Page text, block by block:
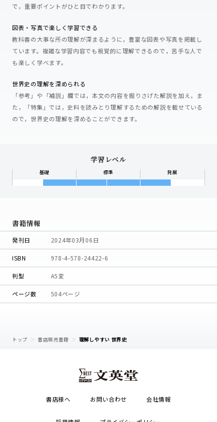
で，重要ポイントがひと目でわかります。
図表・写真で楽しく学習できる
教科書の大事な所の理解が深まるように，豊富な図表や写真を掲載し
ています。複雑な学習内容でも視覚的に理解できるので，苦手な人で
も楽しく学べます。
世界史の理解を深められる
「参考」や「補説」欄では，本文の内容を掘りさげた解説を加え，ま
た，「特集」では，史料を読みとり理解するための解説を載せている
ので，世界史の理解を深めることができます。
学習レベル
基礎 標準 発展
書籍情報
発刊日 2024年03月06日
ISBN 978-4-578-24422-6
判型 A5変
ページ数 504ページ
トップ 書店販売書籍 理解しやすい 世界史
書店様へ お問い合わせ 会社情報